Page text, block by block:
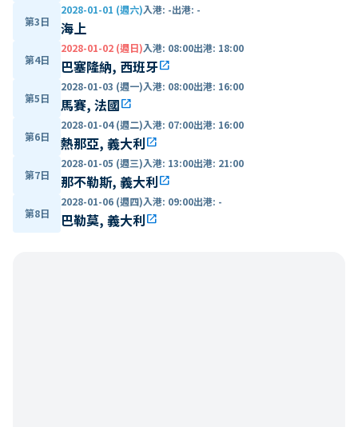
第3日
2028-01-01 (週六)入港: -出港: -
海上
第4日
2028-01-02 (週日)入港: 08:00出港: 18:00
巴塞隆納, 西班牙open_in_new
第5日
2028-01-03 (週一)入港: 08:00出港: 16:00
馬賽, 法國open_in_new
第6日
2028-01-04 (週二)入港: 07:00出港: 16:00
熱那亞, 義大利open_in_new
第7日
2028-01-05 (週三)入港: 13:00出港: 21:00
那不勒斯, 義大利open_in_new
第8日
2028-01-06 (週四)入港: 09:00出港: -
巴勒莫, 義大利open_in_new